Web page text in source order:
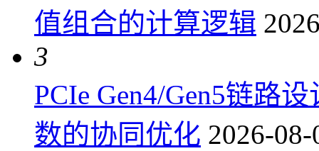
值组合的计算逻辑
3
PCIe Gen4/Gen5链路
数的协同优化 2026-